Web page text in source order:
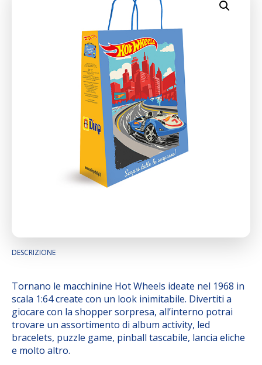
DESCRIZIONE
Tornano le macchinine Hot Wheels ideate nel 1968 in
scala 1:64 create con un look inimitabile. Divertiti a
giocare con la shopper sorpresa, all’interno potrai
trovare un assortimento di album activity, led
bracelets, puzzle game, pinball tascabile, lancia eliche
e molto altro.